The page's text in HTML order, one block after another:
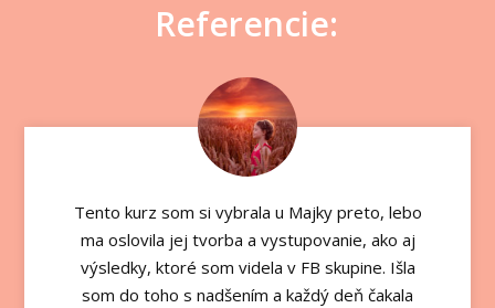
Referencie:
Tento kurz som si vybrala u Majky preto, lebo
ma oslovila jej tvorba a vystupovanie, ako aj
výsledky, ktoré som videla v FB skupine. Išla
som do toho s nadšením a každý deň čakala